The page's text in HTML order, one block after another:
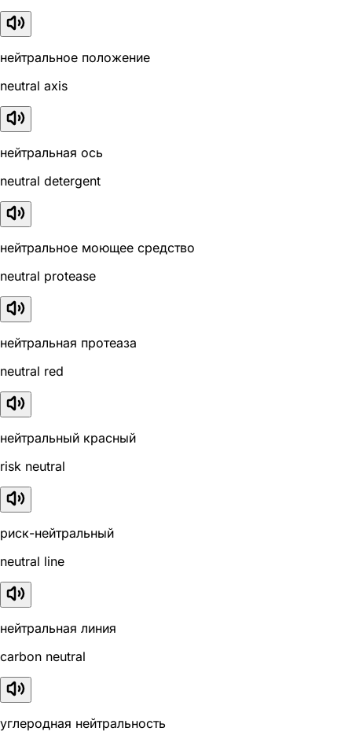
нейтральное положение
neutral axis
нейтральная ось
neutral detergent
нейтральное моющее средство
neutral protease
нейтральная протеаза
neutral red
нейтральный красный
risk neutral
риск-нейтральный
neutral line
нейтральная линия
carbon neutral
углеродная нейтральность